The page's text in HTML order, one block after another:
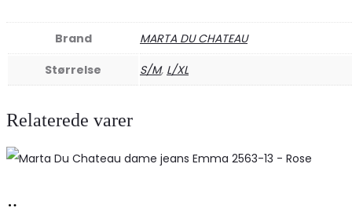
Brand
MARTA DU CHATEAU
Størrelse
S/M, L/XL
Relaterede varer